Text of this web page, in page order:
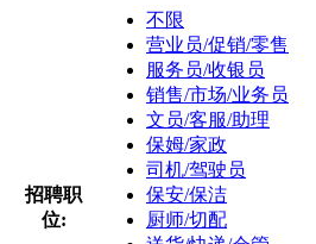
招聘职
位:
不限
营业员/促销/零售
服务员/收银员
销售/市场/业务员
文员/客服/助理
保姆/家政
司机/驾驶员
保安/保洁
厨师/切配